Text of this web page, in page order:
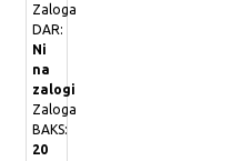
Zaloga
DAR:
Ni
na
zalogi
Zaloga
BAKS:
20